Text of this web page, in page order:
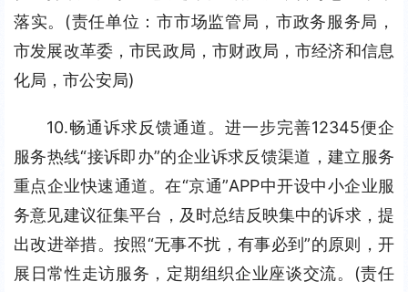
落实。(责任单位：市市场监管局，市政务服务局，
市发展改革委，市民政局，市财政局，市经济和信息
化局，市公安局)
10.畅通诉求反馈通道。进一步完善12345便企
服务热线“接诉即办”的企业诉求反馈渠道，建立服务
重点企业快速通道。在“京通”APP中开设中小企业服
务意见建议征集平台，及时总结反映集中的诉求，提
出改进举措。按照“无事不扰，有事必到”的原则，开
展日常性走访服务，定期组织企业座谈交流。(责任